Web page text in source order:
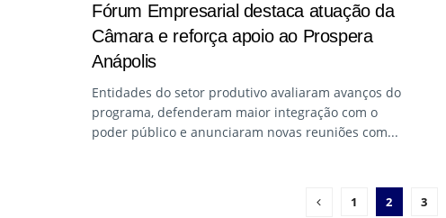
Fórum Empresarial destaca atuação da
Câmara e reforça apoio ao Prospera
Anápolis
Entidades do setor produtivo avaliaram avanços do
programa, defenderam maior integração com o
poder público e anunciaram novas reuniões com...
1 2 3